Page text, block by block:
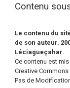
Contenu
Le contenu du
de son auteur.
Léciagueçahar.
Ce contenu est
Creative
Pas de